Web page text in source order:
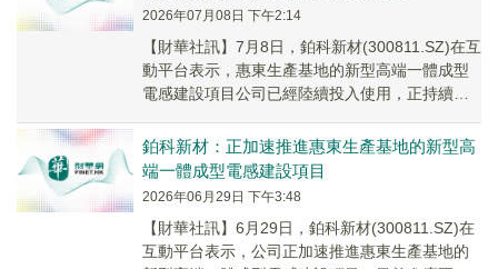
2026年07月08日 下午2:14
【財華社訊】7月8日，鉑科新材(300811.SZ)在互
動平台表示，惠東生產基地的新型高端一體成型
電感建設項目公司已經陸續投入使用，正持續安
鉑科新材：正加速推進惠東生產基地的新型高
端一體成型電感建設項目
2026年06月29日 下午3:48
【財華社訊】6月29日，鉑科新材(300811.SZ)在
互動平台表示，公司正加速推進惠東生產基地的